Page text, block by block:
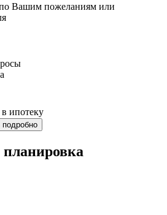
по Вашим пожеланиям или
в ипотеку
подробно